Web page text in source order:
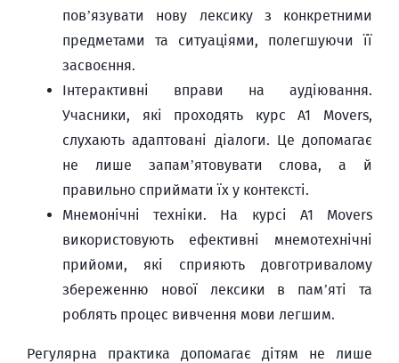
пов’язувати нову лексику з конкретними
предметами та ситуаціями, полегшуючи її
засвоєння.
Інтерактивні вправи на аудіювання.
Учасники, які проходять курс A1 Movers,
слухають адаптовані діалоги. Це допомагає
не лише запам’ятовувати слова, а й
правильно сприймати їх у контексті.
Мнемонічні техніки. На курсі A1 Movers
використовують ефективні мнемотехнічні
прийоми, які сприяють довготривалому
збереженню нової лексики в пам’яті та
роблять процес вивчення мови легшим.
Регулярна практика допомагає дітям не лише